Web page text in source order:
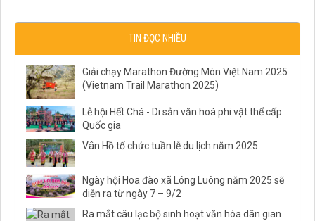
TIN ĐỌC NHIỀU
Giải chạy Marathon Đường Mòn Việt Nam 2025
(Vietnam Trail Marathon 2025)
Lễ hội Hết Chá - Di sản văn hoá phi vật thể cấp
Quốc gia
Vân Hồ tổ chức tuần lễ du lịch năm 2025
Ngày hội Hoa đào xã Lóng Luông năm 2025 sẽ
diễn ra từ ngày 7 – 9/2
Ra mắt câu lạc bộ sinh hoạt văn hóa dân gian